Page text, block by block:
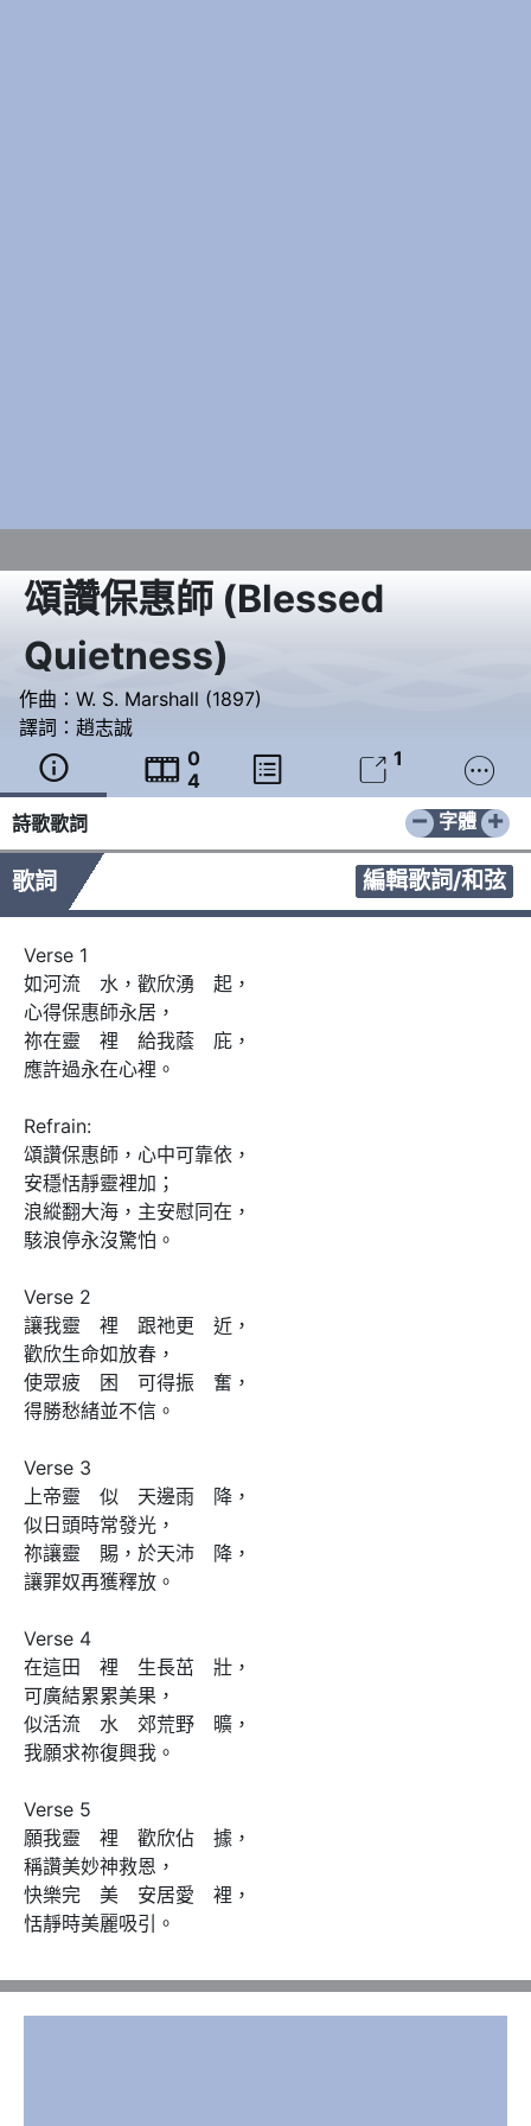
頌讚保惠師 (Blessed
Quietness)
作曲： W. S. Marshall (1897)
譯詞： 趙志誠
  0
4
  1 
詩歌歌詞 − +
字體
歌詞 編輯歌詞/和弦
Verse 1
如河流　水，歡欣湧　起，
心得保惠師永居，
祢在靈　裡　給我蔭　庇，
應許過永在心裡。
Refrain:
頌讚保惠師，心中可靠依，
安穩恬靜靈裡加；
浪縱翻大海，主安慰同在，
駭浪停永沒驚怕。
Verse 2
讓我靈　裡　跟祂更　近，
歡欣生命如放春，
使眾疲　困　可得振　奮，
得勝愁緒並不信。
Verse 3
上帝靈　似　天邊雨　降，
似日頭時常發光，
祢讓靈　賜，於天沛　降，
讓罪奴再獲釋放。
Verse 4
在這田　裡　生長茁　壯，
可廣結累累美果，
似活流　水　郊荒野　曠，
我願求祢復興我。
Verse 5
願我靈　裡　歡欣佔　據，
稱讚美妙神救恩，
快樂完　美　安居愛　裡，
恬靜時美麗吸引。